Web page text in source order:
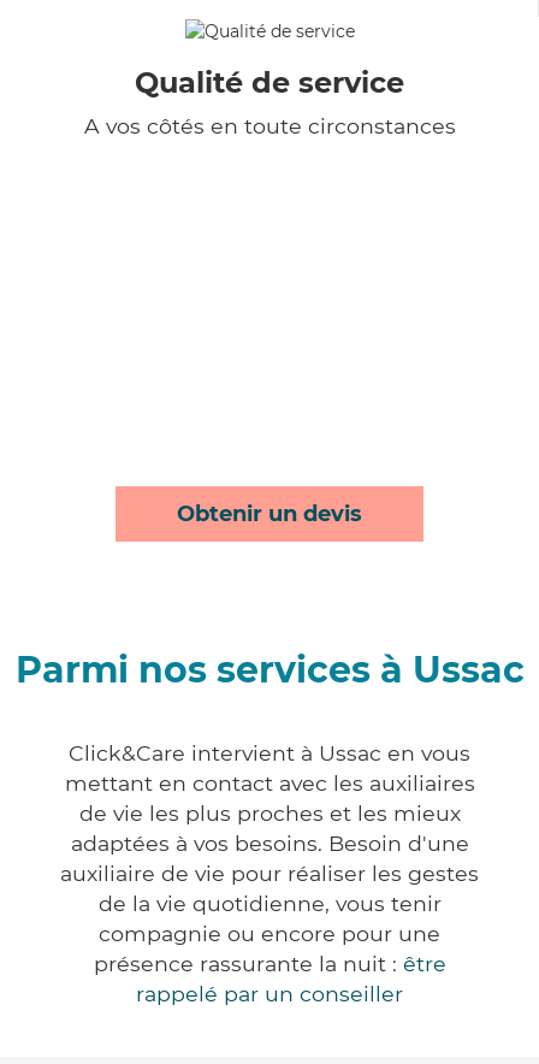
Qualité de service
A vos côtés en toute circonstances
Obtenir un devis
Parmi nos services à Ussac
Click&Care intervient à Ussac en vous
mettant en contact avec les auxiliaires
de vie les plus proches et les mieux
adaptées à vos besoins. Besoin d'une
auxiliaire de vie pour réaliser les gestes
de la vie quotidienne, vous tenir
compagnie ou encore pour une
présence rassurante la nuit : être
rappelé par un conseiller